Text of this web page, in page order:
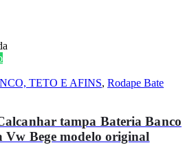
TETO E AFINS, Rodape Bate
tampa Bateria Banco
Vw Bege modelo original